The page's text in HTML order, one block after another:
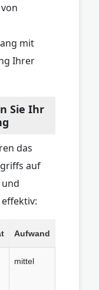
mit
Ihrer
Sie Ihr
das
auf
Aufwand
mittel